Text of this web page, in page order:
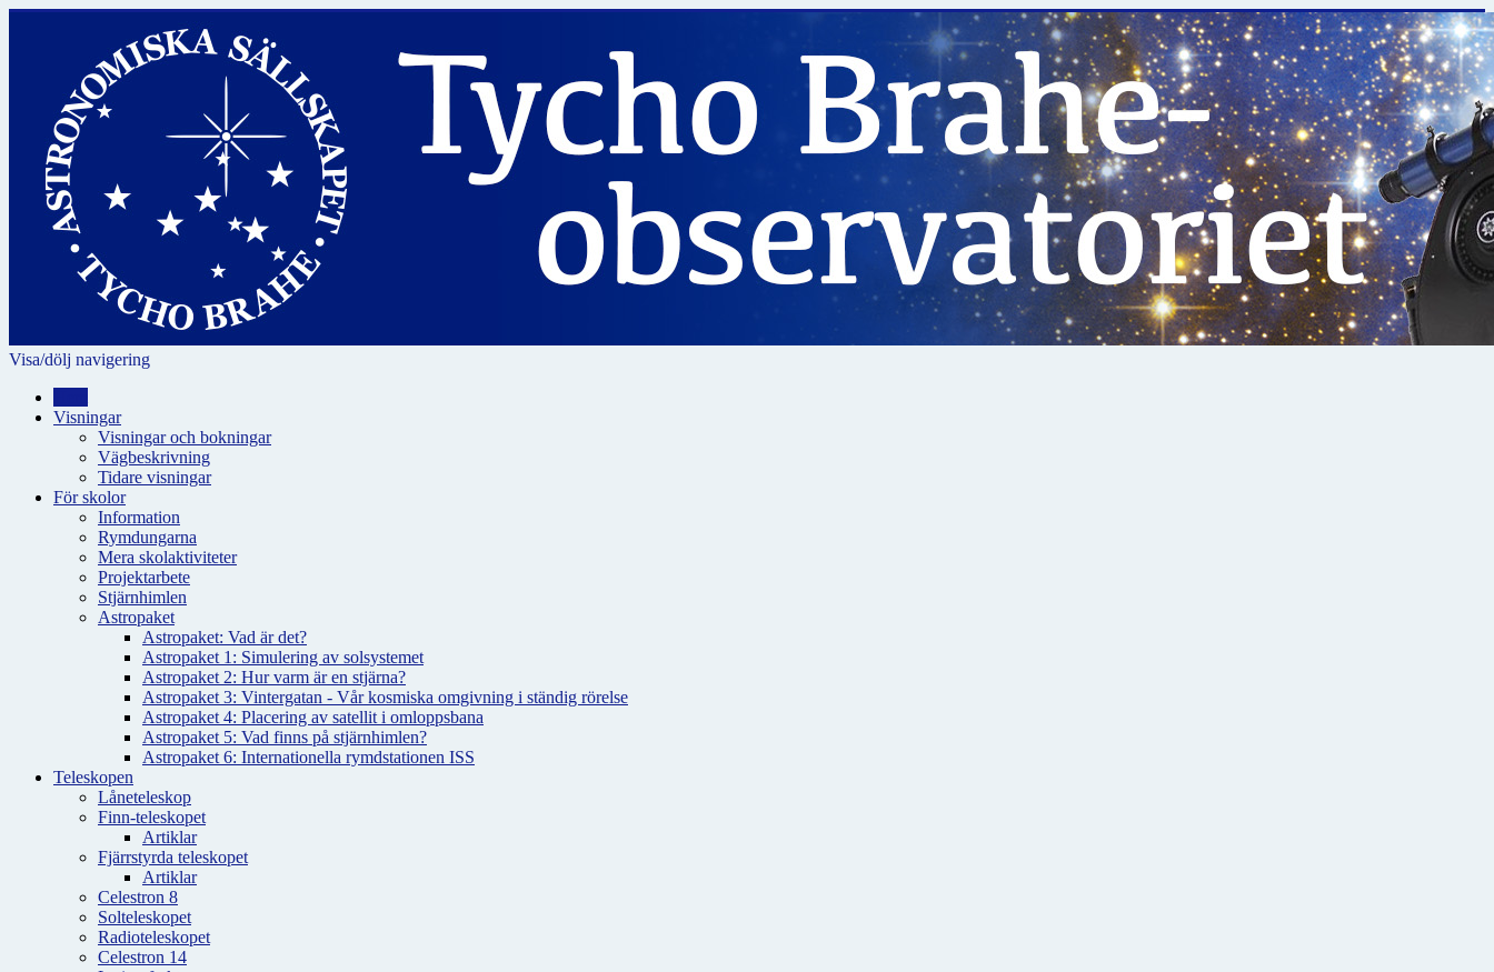
Visa/dölj navigering
Visningar
Visningar och bokningar
Vägbeskrivning
Tidare visningar
För skolor
Information
Rymdungarna
Mera skolaktiviteter
Projektarbete
Stjärnhimlen
Astropaket
Astropaket: Vad är det?
Astropaket 1: Simulering av solsystemet
Astropaket 2: Hur varm är en stjärna?
Astropaket 3: Vintergatan - Vår kosmiska omgivning i ständig rörelse
Astropaket 4: Placering av satellit i omloppsbana
Astropaket 5: Vad finns på stjärnhimlen?
Astropaket 6: Internationella rymdstationen ISS
Teleskopen
Låneteleskop
Finn-teleskopet
Artiklar
Fjärrstyrda teleskopet
Artiklar
Celestron 8
Solteleskopet
Radioteleskopet
Celestron 14